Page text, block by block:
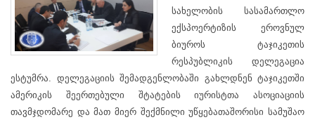
სახელობის სასამართლო
ექსპოერტიზის ეროვნულ
ბიუროს ტაჯიკეთის
რესპუბლიკის დელეგაცია
ესტუმრა. დელეგაციის შემადგენლობაში გახლდნენ ტაჯიკეთში
ამერიკის შეერთებული შტატების იურისტთა ასოციაციის
თავმჯდომარე და მათ მიერ შექმნილი უწყებათაშორისი სამუშაო